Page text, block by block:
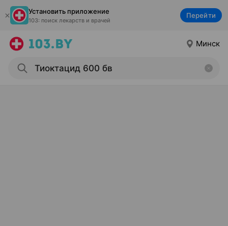
Установить приложение
103: поиск лекарств и врачей
Перейти
Минск